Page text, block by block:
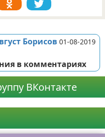
Борисов 01-08-2019
в комментариях
ВКонтакте